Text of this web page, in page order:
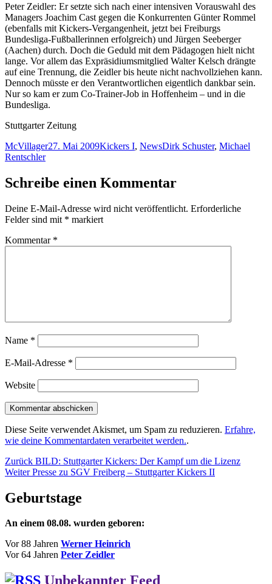
Peter Zeidler: Er setzte sich nach einer intensiven Vorauswahl des
Managers Joachim Cast gegen die Konkurrenten Günter Rommel
(ebenfalls mit Kickers-Vergangenheit, jetzt bei Freiburgs
Bundesliga-Fußballerinnen erfolgreich) und Jürgen Seeberger
(Aachen) durch. Doch die Geduld mit dem Pädagogen hielt nicht
lange. Vor allem das Expräsidiumsmitglied Walter Kelsch drängte
auf eine Trennung, die Zeidler bis heute nicht nachvollziehen kann.
Dennoch müsste er den Verantwortlichen eigentlich dankbar sein.
Nur so kam er zum Co-Trainer-Job in Hoffenheim – und in die
Bundesliga.
Stuttgarter Zeitung
Autor
McVillagerVeröffentlicht
27. Mai 2009Kategorien
Kickers I, NewsSchlagwörter
Dirk Schuster, Michael
Rentschler
Schreibe einen Kommentar
Deine E-Mail-Adresse wird nicht veröffentlicht. Erforderliche
Felder sind mit * markiert
Kommentar *
Name *
E-Mail-Adresse *
Website
Diese Seite verwendet Akismet, um Spam zu reduzieren. Erfahre,
wie deine Kommentardaten verarbeitet werden..
Beitragsnavigation
Zurück Vorheriger
Beitrag:
BILD: Stuttgarter Kickers: Der Kampf um die Lizenz
Weiter Nächster
Presse zu SGV Freiberg – Stuttgarter Kickers II
Geburtstage
An einem 08.08. wurden geboren:
Vor 88 Jahren Werner Heinrich
Vor 64 Jahren Peter Zeidler
Unbekannter Feed